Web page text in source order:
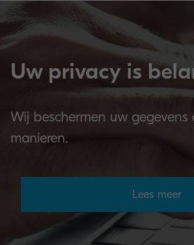
Uw privacy is
Wij beschermen uw gegevens
manieren.
Lees meer